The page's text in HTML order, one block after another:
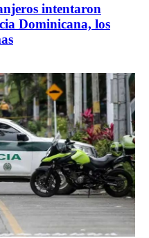
intentaron
Dominicana, los